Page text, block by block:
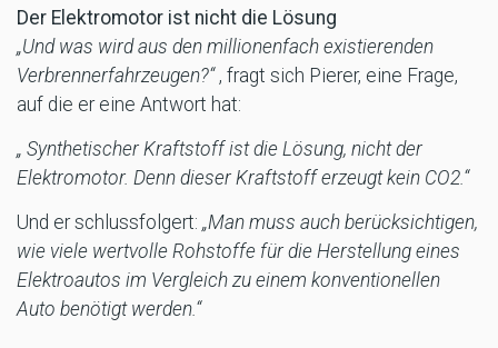
Der Elektromotor ist nicht die Lösung
„Und was wird aus den millionenfach existierenden
Verbrennerfahrzeugen?“ , fragt sich Pierer, eine Frage,
auf die er eine Antwort hat:
„ Synthetischer Kraftstoff ist die Lösung, nicht der
Elektromotor. Denn dieser Kraftstoff erzeugt kein CO2.“
Und er schlussfolgert: „Man muss auch berücksichtigen,
wie viele wertvolle Rohstoffe für die Herstellung eines
Elektroautos im Vergleich zu einem konventionellen
Auto benötigt werden.“